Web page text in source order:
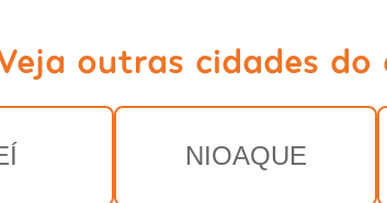
outras cidades do
NIOAQUE